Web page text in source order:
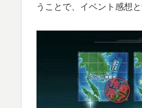
うことで、イベント感想